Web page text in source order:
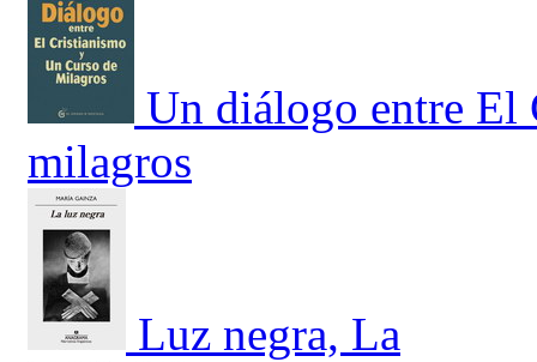
Un diálogo entre El
milagros
Luz negra, La